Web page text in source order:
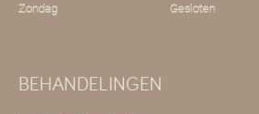
Zondag
Gesloten
BEHANDELINGEN